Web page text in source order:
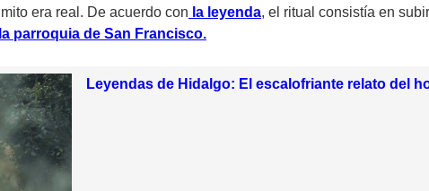
era real. De acuerdo con la leyenda, el ritual consistía en
la parroquia de San Francisco.
Leyendas de Hidalgo: El escalofriante relato del